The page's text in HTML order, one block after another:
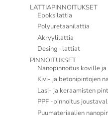
LATTIAPINNOITUKSET
Epoksilattia
Polyuretaanilattia
Akryylilattia
Desing -lattiat
PINNOITUKSET
Nanopinnoitus koville
Kivi- ja betonipintojen
Lasi- ja keraamisten
PPF -pinnoitus
Puumateriaalien